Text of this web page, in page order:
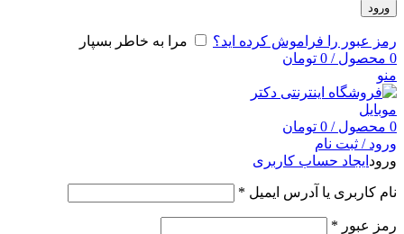
ورود
رمز عبور را فراموش کرده اید؟
مرا به خاطر بسپار
0 محصول /
0 تومان
منو
0 محصول /
0 تومان
ورود / ثبت نام
ورود ایجاد حساب کاربری
نام کاربری یا آدرس ایمیل *
رمز عبور *